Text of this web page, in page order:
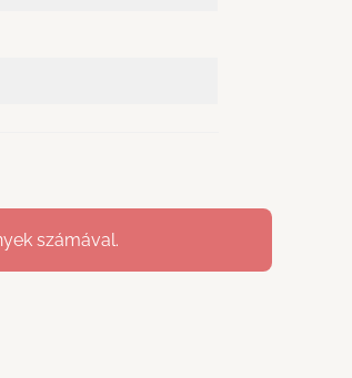
számával.